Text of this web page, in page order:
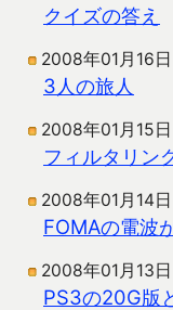
クイズの答え
2008年01月16日
3人の旅人
2008年01月15日
フィルタリン
2008年01月14日
FOMAの電波
2008年01月13日
PS3の20G版